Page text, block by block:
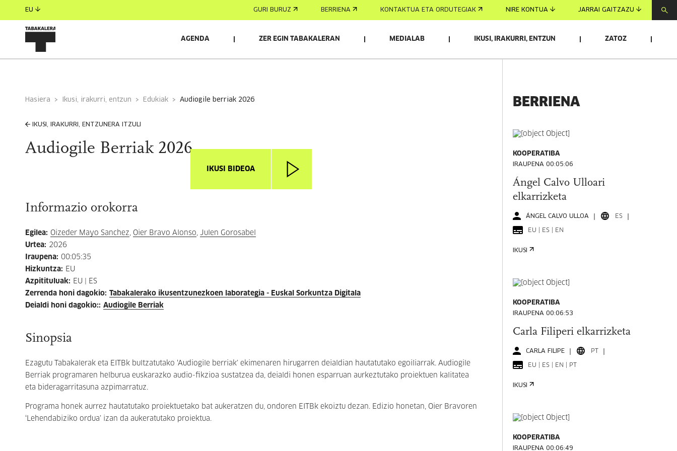
EU GURI BURUZ BERRIENA KONTAKTUA ETA ORDUTEGIAK NIRE KONTUA JARRAI GAITZAZU
AGENDA ZER EGIN TABAKALERAN MEDIALAB IKUSI, IRAKURRI, ENTZUN ZATOZ
Hasiera Ikusi, irakurri, entzun Edukiak audiogile berriak 2026
IKUSI, IRAKURRI, ENTZUNERA ITZULI
Audiogile Berriak 2026
IKUSI BIDEOA
Informazio orokorra
Egilea: Oizeder Mayo Sanchez, Oier Bravo Alonso, Julen Gorosabel
Urtea: 2026
Iraupena: 00:05:35
Hizkuntza: EU
Azpitituluak: EU | ES
Zerrenda honi dagokio: Tabakalerako ikusentzunezkoen laborategia - Euskal Sorkuntza Digitala
Deialdi honi dagokio:: Audiogile Berriak
Sinopsia
Ezagutu Tabakalerak eta EITBk bultzatutako ‘Audiogile berriak’ ekimenaren hirugarren deialdian hautatutako egoiliarrak. Audiogile
Berriak programaren helburua euskarazko audio-fikzioa sustatzea da, deialdi honen esparruan aurkeztutako proiektuen kalitatea
eta bideragarritasuna azpimarratuz.
Programa honek aurrez hautatutako proiektuetako bat aukeratzen du, ondoren EITBk ekoiztu dezan. Edizio honetan, Oier Bravoren
‘Lehendabiziko ordua’ izan da aukeratutako proiektua.
BERRIENA
KOOPERATIBA
IRAUPENA 00:05:06
Ángel Calvo Ulloari
elkarrizketa
ÁNGEL CALVO ULLOA ES
EU | ES | EN
IKUSI
KOOPERATIBA
IRAUPENA 00:06:53
Carla Filiperi elkarrizketa
CARLA FILIPE PT
EU | ES | EN | PT
IKUSI
KOOPERATIBA
IRAUPENA 00:06:49